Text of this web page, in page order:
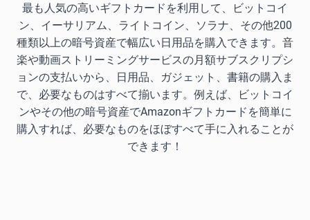
最も人気の高いギフトカードを利用して、ビットコイ
ン、イーサリアム、ライトコイン、ソラナ、その他200
種類以上の暗号資産で幅広い日用品を購入できます。音
楽や動画ストリーミングサービスの月額サブスクリプシ
ョンの支払いから、日用品、ガジェット、書籍の購入ま
で、必要なものはすべて揃います。例えば、ビットコイ
ンやその他の暗号資産でAmazonギフトカードを簡単に
購入すれば、必要なものをほぼすべて手に入れることが
できます！